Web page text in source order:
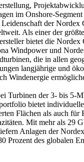
im Onshore-
der Nordex
Als einer der
bietet die Nordex
Windpower und
die in allen
langjährige und
Windenergie
Turbinen der 3- bis 5-
bietet
Flächen als auch für
Mit mehr als 29
Anlagen der
Prozent des globalen